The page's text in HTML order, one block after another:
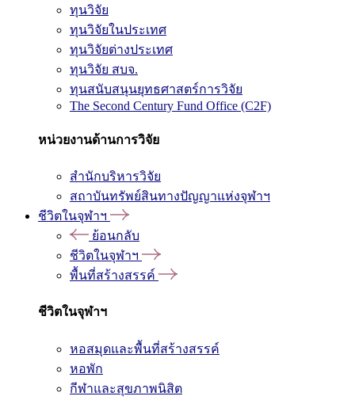
ทุนวิจัย
ทุนวิจัยในประเทศ
ทุนวิจัยต่างประเทศ
ทุนวิจัย สบจ.
ทุนสนับสนุนยุทธศาสตร์การวิจัย
The Second Century Fund Office (C2F)
หน่วยงานด้านการวิจัย
สำนักบริหารวิจัย
สถาบันทรัพย์สินทางปัญญาแห่งจุฬาฯ
ชีวิตในจุฬาฯ
ย้อนกลับ
ชีวิตในจุฬาฯ
พื้นที่สร้างสรรค์
ชีวิตในจุฬาฯ
หอสมุดและพื้นที่สร้างสรรค์
หอพัก
กีฬาและสุขภาพนิสิต